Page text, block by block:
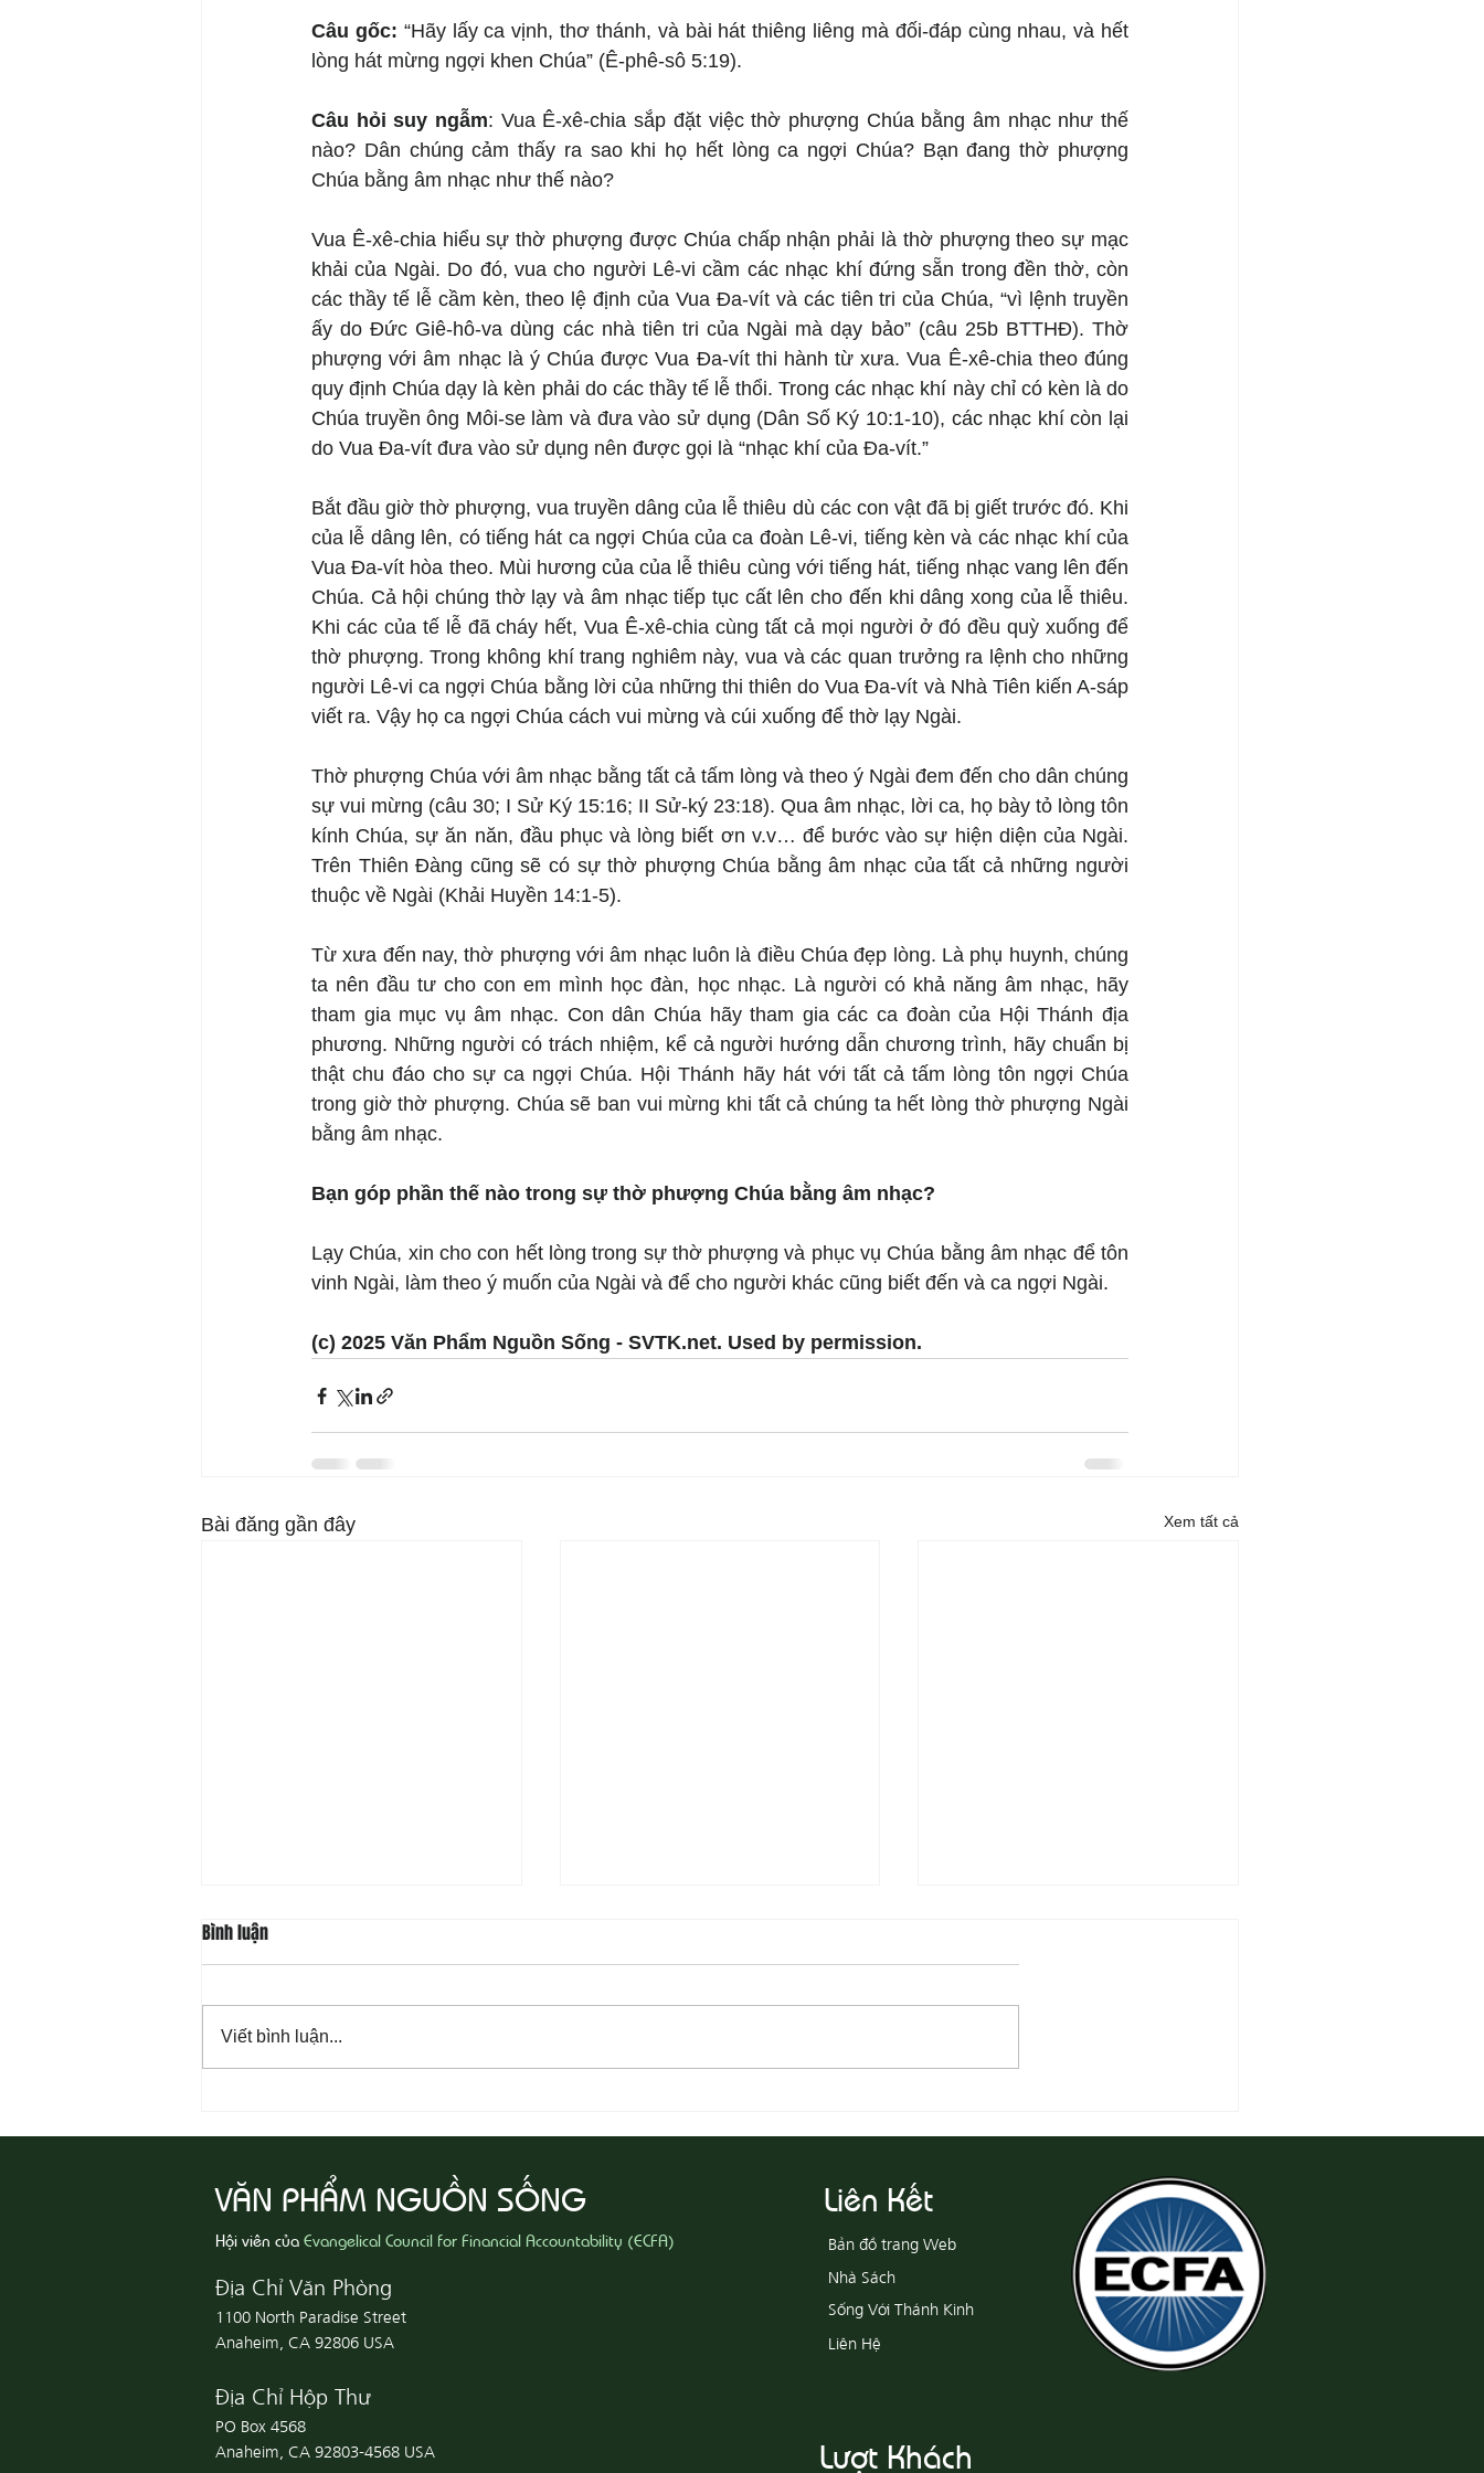
Câu gốc: “Hãy lấy ca vịnh, thơ thánh, và bài hát thiêng liêng mà đối-đáp cùng nhau, và hết
lòng hát mừng ngợi khen Chúa” (Ê-phê-sô 5:19).
Câu hỏi suy ngẫm: Vua Ê-xê-chia sắp đặt việc thờ phượng Chúa bằng âm nhạc như thế
nào? Dân chúng cảm thấy ra sao khi họ hết lòng ca ngợi Chúa? Bạn đang thờ phượng
Chúa bằng âm nhạc như thế nào?
Vua Ê-xê-chia hiểu sự thờ phượng được Chúa chấp nhận phải là thờ phượng theo sự mạc
khải của Ngài. Do đó, vua cho người Lê-vi cầm các nhạc khí đứng sẵn trong đền thờ, còn
các thầy tế lễ cầm kèn, theo lệ định của Vua Đa-vít và các tiên tri của Chúa, “vì lệnh truyền
ấy do Đức Giê-hô-va dùng các nhà tiên tri của Ngài mà dạy bảo” (câu 25b BTTHĐ). Thờ
phượng với âm nhạc là ý Chúa được Vua Đa-vít thi hành từ xưa. Vua Ê-xê-chia theo đúng
quy định Chúa dạy là kèn phải do các thầy tế lễ thổi. Trong các nhạc khí này chỉ có kèn là do
Chúa truyền ông Môi-se làm và đưa vào sử dụng (Dân Số Ký 10:1-10), các nhạc khí còn lại
do Vua Đa-vít đưa vào sử dụng nên được gọi là “nhạc khí của Đa-vít.”
Bắt đầu giờ thờ phượng, vua truyền dâng của lễ thiêu dù các con vật đã bị giết trước đó. Khi
của lễ dâng lên, có tiếng hát ca ngợi Chúa của ca đoàn Lê-vi, tiếng kèn và các nhạc khí của
Vua Đa-vít hòa theo. Mùi hương của của lễ thiêu cùng với tiếng hát, tiếng nhạc vang lên đến
Chúa. Cả hội chúng thờ lạy và âm nhạc tiếp tục cất lên cho đến khi dâng xong của lễ thiêu.
Khi các của tế lễ đã cháy hết, Vua Ê-xê-chia cùng tất cả mọi người ở đó đều quỳ xuống để
thờ phượng. Trong không khí trang nghiêm này, vua và các quan trưởng ra lệnh cho những
người Lê-vi ca ngợi Chúa bằng lời của những thi thiên do Vua Đa-vít và Nhà Tiên kiến A-sáp
viết ra. Vậy họ ca ngợi Chúa cách vui mừng và cúi xuống để thờ lạy Ngài.
Thờ phượng Chúa với âm nhạc bằng tất cả tấm lòng và theo ý Ngài đem đến cho dân chúng
sự vui mừng (câu 30; I Sử Ký 15:16; II Sử-ký 23:18). Qua âm nhạc, lời ca, họ bày tỏ lòng tôn
kính Chúa, sự ăn năn, đầu phục và lòng biết ơn v.v… để bước vào sự hiện diện của Ngài.
Trên Thiên Đàng cũng sẽ có sự thờ phượng Chúa bằng âm nhạc của tất cả những người
thuộc về Ngài (Khải Huyền 14:1-5).
Từ xưa đến nay, thờ phượng với âm nhạc luôn là điều Chúa đẹp lòng. Là phụ huynh, chúng
ta nên đầu tư cho con em mình học đàn, học nhạc. Là người có khả năng âm nhạc, hãy
tham gia mục vụ âm nhạc. Con dân Chúa hãy tham gia các ca đoàn của Hội Thánh địa
phương. Những người có trách nhiệm, kể cả người hướng dẫn chương trình, hãy chuẩn bị
thật chu đáo cho sự ca ngợi Chúa. Hội Thánh hãy hát với tất cả tấm lòng tôn ngợi Chúa
trong giờ thờ phượng. Chúa sẽ ban vui mừng khi tất cả chúng ta hết lòng thờ phượng Ngài
bằng âm nhạc.
Bạn góp phần thế nào trong sự thờ phượng Chúa bằng âm nhạc?
Lạy Chúa, xin cho con hết lòng trong sự thờ phượng và phục vụ Chúa bằng âm nhạc để tôn
vinh Ngài, làm theo ý muốn của Ngài và để cho người khác cũng biết đến và ca ngợi Ngài.
(c) 2025 Văn Phẩm Nguồn Sống - SVTK.net. Used by permission.
Bài đăng gần đây Xem tất cả
Khổ
Ác
Bình luận
Viết bình luận...
VĂN PHẨM NGUỒN SỐNG
Hội viên củaEvangelical Council for Financial Accountability (ECFA)
Địa Chỉ Văn Phòng
1100 North Paradise Street
Anaheim, CA 92806 USA
Địa Chỉ Hộp Thư
PO Box 4568
Anaheim, CA 92803-4568 USA
Liên Kết
Bản đồ trang Web
Nhà Sách
Sống Với Thánh Kinh
Liên Hệ
Lượt Khách